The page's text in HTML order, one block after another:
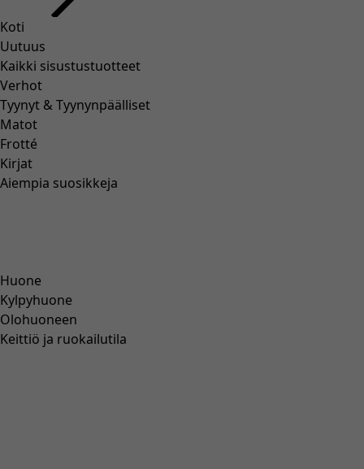
Koti
Uutuus
Kaikki sisustustuotteet
Verhot
Tyynyt & Tyynynpäälliset
Matot
Frotté
Kirjat
Aiempia suosikkeja
Huone
Kylpyhuone
Olohuoneen
Keittiö ja ruokailutila